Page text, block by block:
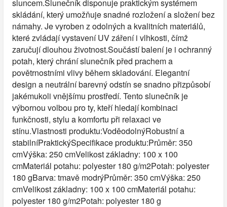
sluncem.Slunečník disponuje praktickým systémem
skládání, který umožňuje snadné rozložení a složení bez
námahy. Je vyroben z odolných a kvalitních materiálů,
které zvládají vystavení UV záření i vlhkosti, čímž
zaručují dlouhou životnost.Součástí balení je i ochranný
potah, který chrání slunečník před prachem a
povětrnostními vlivy během skladování. Elegantní
design a neutrální barevný odstín se snadno přizpůsobí
jakémukoli vnějšímu prostředí. Tento slunečník je
výbornou volbou pro ty, kteří hledají kombinaci
funkčnosti, stylu a komfortu při relaxaci ve
stínu.Vlastnosti produktu:VoděodolnýRobustní a
stabilníPraktickýSpecifikace produktu:Průměr: 350
cmVýška: 250 cmVelikost základny: 100 x 100
cmMateriál potahu: polyester 180 g/m2Potah: polyester
180 gBarva: tmavě modrýPrůměr: 350 cmVýška: 250
cmVelikost základny: 100 x 100 cmMateriál potahu:
polyester 180 g/m2Potah: polyester 180 g